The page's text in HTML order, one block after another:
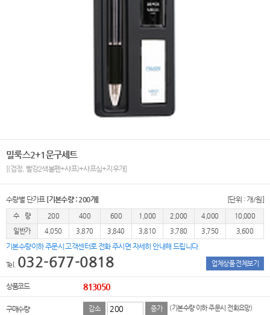
밀룩스2+1문구세트
[(검정, 빨강2색볼펜+샤프)+샤프심+지우개]
수량별 단가표 [기본수량 : 200개] [단위 : 개/원]
수 량 200 400 600 1,000 2,000 4,000
10,000
일반가
4,050 3,870 3,840 3,810 3,780 3,750 3,600
기본수량이하 주문시 고객센터로 전화 주시면 자세히 안내해 드립니다.
Tel. 032-677-0818 업체상품 전체보기
상품코드 813050
구매수량 감소 증가 (기본수량 이하 주문시 전화요망)